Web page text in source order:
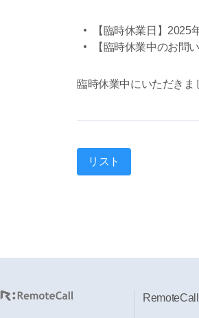
【臨時休業日】2025
【臨時休業中のお問
臨時休業中にいただきま
リスト